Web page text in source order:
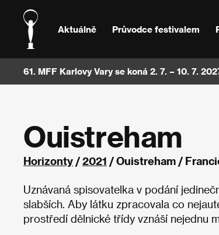
Aktuálně Průvodce festivalem
61. MFF Karlovy Vary se koná 2. 7. – 10. 7.
Ouistreham
Horizonty /2021 / Ouistreham /
Uznávaná spisovatelka v podání
slabších. Aby látku zpracovala co
prostředí dělnické třídy vznáší nejednu